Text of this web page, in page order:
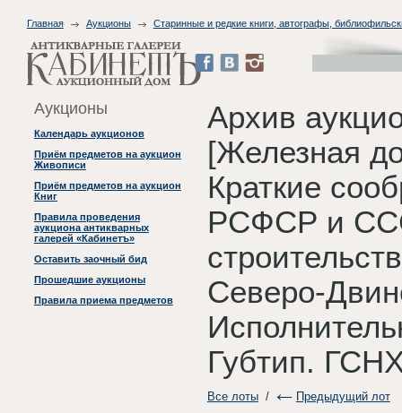
Главная Аукционы Старинные и редкие книги, автографы,
Аукционы
Календарь аукционов
Приём предметов на аукцион
Живописи
Приём предметов на аукцион
Книг
Правила проведения
аукциона антикварных
галерей «Кабинетъ»
Оставить заочный бид
Прошедшие аукционы
Правила приема предметов
Архив
[Железная
Краткие
РСФСР и
Северо-
Губтип.
Все лоты/ Предыдущий лот